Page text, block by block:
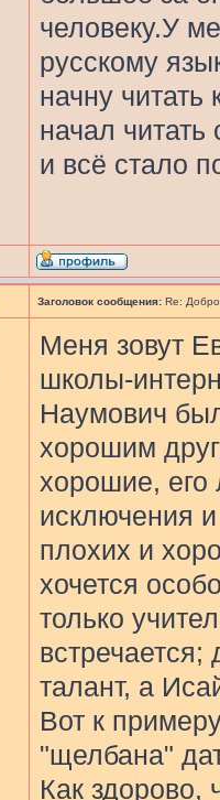
человеку.У
русскому
начну читать
начал читать
и всё стало
Заголовок сообщения: Re:
Меня зовут
школы-
Наумович
хорошим
хорошие, его
исключения
плохих и
хочется
только
талант, а
Вот к
"щелбана"
Как здорово,